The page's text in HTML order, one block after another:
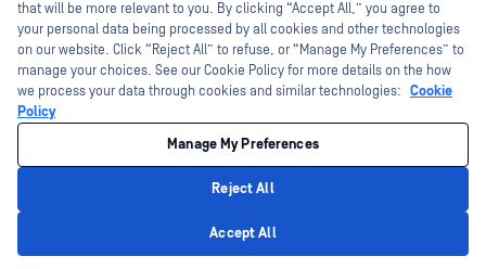
Technológiai partnerek
Channel partner program
©2026 OPSWAT . Minden jog fenntartva. OPSWAT, MetaDefender, Metascan,
MetaAccess, az OPSWAT , Trust no File. Trust No Device., OPSWAT , Protecting the
World's Critical Infrastructure, Deep CDR™ Technology, InQuest, az InQuest logó,
DFI, RetroHunt, Deep File Inspection és Join the Hunt az OPSWAT védjegyei. A
harmadik felek védjegyei a megfelelő tulajdonosok tulajdonát képezik.
Cookie beállítások kezelése
that will be more relevant to you. By clicking “Accept All,” you agree to
your personal data being processed by all cookies and other technologies
on our website. Click “Reject All” to refuse, or “Manage My Preferences” to
manage your choices. See our Cookie Policy for more details on the how
we process your data through cookies and similar technologies: Cookie
Policy
Manage My Preferences
Reject All
Accept All